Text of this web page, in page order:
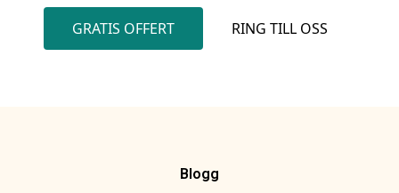
GRATIS OFFERT RING TILL OSS
Blogg